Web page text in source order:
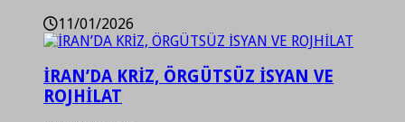
11/01/2026
İRAN’DA KRİZ, ÖRGÜTSÜZ İSYAN VE
ROJHİLAT